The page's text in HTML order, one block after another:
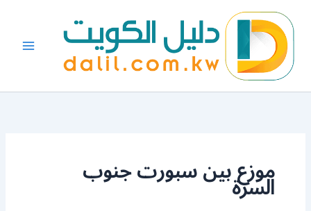
المحتوى
موزع بين سبورت جنوب
السرة